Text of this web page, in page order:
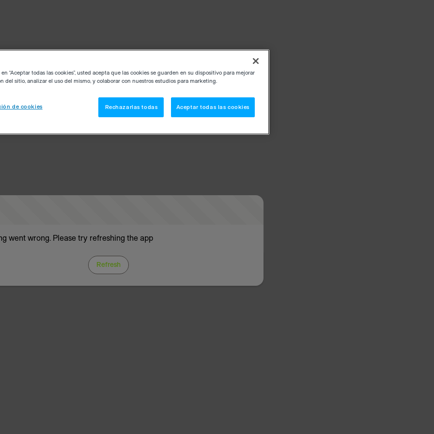
went wrong. Please try refreshing the app
Refresh
“Aceptar todas las cookies”, usted acepta que las cookies se guarden en su dispositivo para mejorar
del sitio, analizar el uso del mismo, y colaborar con nuestros estudios para marketing.
de cookies Rechazarlas todas Aceptar todas las cookies